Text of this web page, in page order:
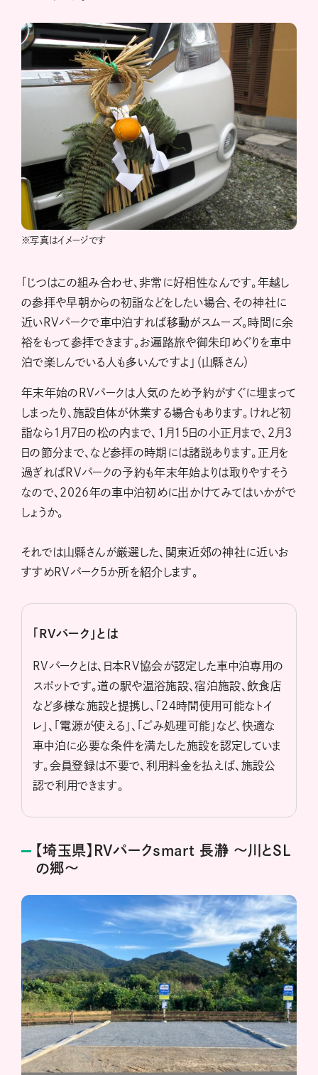
※写真はイメージです
「じつはこの組み合わせ、非常に好相性なんです。年越し
の参拝や早朝からの初詣などをしたい場合、その神社に
近いRVパークで車中泊すれば移動がスムーズ。時間に余
裕をもって参拝できます。お遍路旅や御朱印めぐりを車中
泊で楽しんでいる人も多いんですよ」（山縣さん）
年末年始のRVパークは人気のため予約がすぐに埋まって
しまったり、施設自体が休業する場合もあります。けれど初
詣なら1月7日の松の内まで、1月15日の小正月まで、2月3
日の節分まで、など参拝の時期には諸説あります。正月を
過ぎればRVパークの予約も年末年始よりは取りやすそう
なので、2026年の車中泊初めに出かけてみてはいかがで
しょうか。
それでは山縣さんが厳選した、関東近郊の神社に近いお
すすめRVパーク5か所を紹介します。
「RVパーク」とは
RVパークとは、日本RV協会が認定した車中泊専用の
スポットです。道の駅や温浴施設、宿泊施設、飲食店
など多様な施設と提携し、「24時間使用可能なトイ
レ」、「電源が使える」、「ごみ処理可能」など、快適な
車中泊に必要な条件を満たした施設を認定していま
す。会員登録は不要で、利用料金を払えば、施設公
認で利用できます。
【埼玉県】RVパークsmart 長瀞 ～川とSL
の郷～